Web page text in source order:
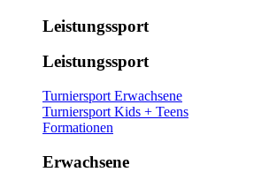
Leistungssport
Leistungssport
Turniersport Erwachsene
Turniersport Kids + Teens
Formationen
Erwachsene